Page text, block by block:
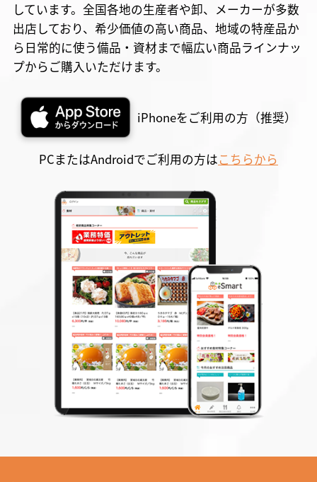
しています。全国各地の生産者や卸、メーカーが多数
出店しており、希少価値の高い商品、地域の特産品か
ら日常的に使う備品・資材まで幅広い商品ラインナッ
プからご購入いただけます。
iPhoneをご利用の方（推奨）
PCまたはAndroidでご利用の方はこちらから